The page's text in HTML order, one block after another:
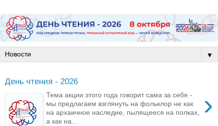
▼
День чтения - 2026
›
Тема акции этого года говорит сама за себя -
мы предлагаем взглянуть на фольклор не как
на архаичное наследие, пылящееся на полках,
а как на...